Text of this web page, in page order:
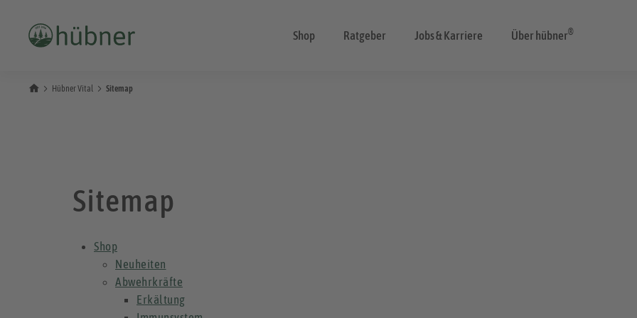
Shop Ratgeber Jobs & Karriere Über hübner®
Hübner Vital Sitemap
Sitemap
Shop
Neuheiten
Abwehrkräfte
Erkältung